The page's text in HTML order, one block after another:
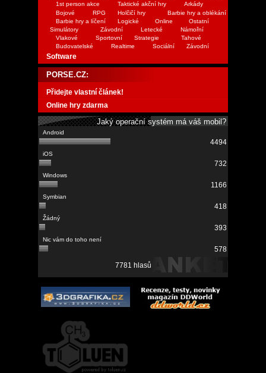
1st person akce
Taktické akční hry
Arkády
Bojové
RPG Holčičí hry
Barbie hry a oblékání
Barbie hry a líčení
Logické Online
Ostatní
Simulátory
Závodní Letecké
Námořní
Vlakové
Sportovní Strategie
Tahové
Budovatelské
Realtime Sociální Závodní
Software
PORSE.CZ:
Přidejte vlastní článek!
Online hry zdarma
Jaký operační systém má váš mobil?
4494
732
1166
418
393
578
7781 hlasů